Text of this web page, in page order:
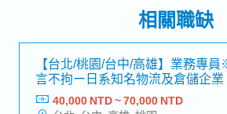
相關職缺
【台北/桃園/台中/高雄】業務專
言不拘ー日系知名物流及倉儲企業
40,000 NTD ~ 70,000 NTD